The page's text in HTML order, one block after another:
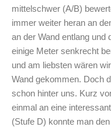
mittelschwer (A/B)
immer weiter heran an
an der Wand entlang und
einige Meter senkrecht
und am liebsten wären
Wand gekommen. Doch
schon hinter uns. Kurz
einmal an eine
(Stufe D) konnte man